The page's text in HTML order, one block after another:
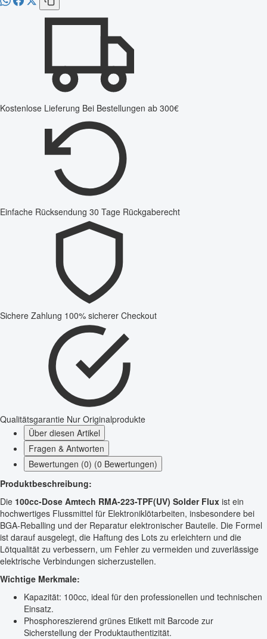
Kostenlose Lieferung Bei Bestellungen ab 300€
Einfache Rücksendung 30 Tage Rückgaberecht
Sichere Zahlung 100% sicherer Checkout
Qualitätsgarantie Nur Originalprodukte
Über diesen Artikel
Fragen & Antworten
Bewertungen (0) (0 Bewertungen)
Produktbeschreibung:
Die 100cc-Dose Amtech RMA-223-TPF(UV) Solder Flux ist ein
hochwertiges Flussmittel für Elektroniklötarbeiten, insbesondere bei
BGA-Reballing und der Reparatur elektronischer Bauteile. Die Formel
ist darauf ausgelegt, die Haftung des Lots zu erleichtern und die
Lötqualität zu verbessern, um Fehler zu vermeiden und zuverlässige
elektrische Verbindungen sicherzustellen.
Wichtige Merkmale:
Kapazität: 100cc, ideal für den professionellen und technischen
Einsatz.
Phosphoreszierend grünes Etikett mit Barcode zur
Sicherstellung der Produktauthentizität.